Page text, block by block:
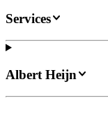
Services
Albert Heijn